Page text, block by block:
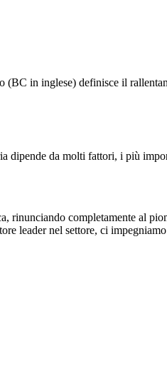
in inglese) definisce il
da molti fattori, i più
completamente al
leader nel settore, ci